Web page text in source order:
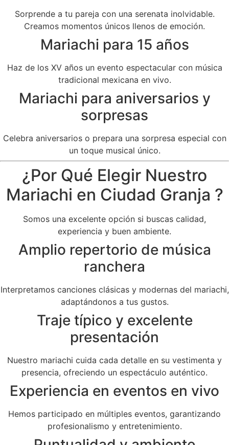
Sorprende a tu pareja con una serenata inolvidable.
Creamos momentos únicos llenos de emoción.
Mariachi para 15 años
Haz de los XV años un evento espectacular con música
tradicional mexicana en vivo.
Mariachi para aniversarios y
sorpresas
Celebra aniversarios o prepara una sorpresa especial con
un toque musical único.
¿Por Qué Elegir Nuestro
Mariachi en Ciudad Granja ?
Somos una excelente opción si buscas calidad,
experiencia y buen ambiente.
Amplio repertorio de música
ranchera
Interpretamos canciones clásicas y modernas del mariachi,
adaptándonos a tus gustos.
Traje típico y excelente
presentación
Nuestro mariachi cuida cada detalle en su vestimenta y
presencia, ofreciendo un espectáculo auténtico.
Experiencia en eventos en vivo
Hemos participado en múltiples eventos, garantizando
profesionalismo y entretenimiento.